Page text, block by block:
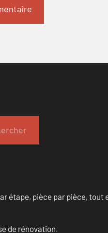
étape, pièce par pièce,
de rénovation.